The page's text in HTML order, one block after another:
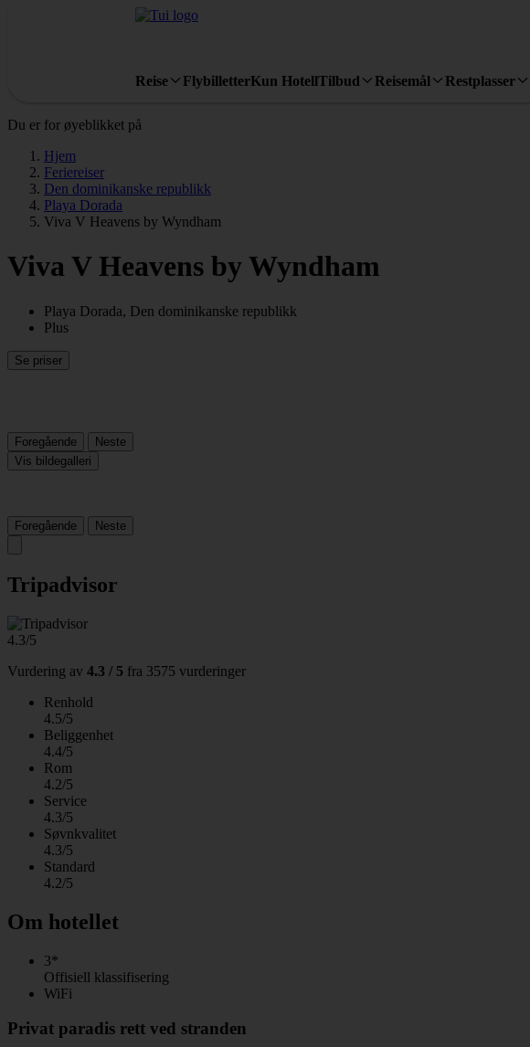
Reise FlybilletterKun HotellTilbud Reisemål Restplasser
Du er for øyeblikket på
Hjem
Feriereiser
Den dominikanske republikk
Playa Dorada
Viva V Heavens by Wyndham
Viva V Heavens by Wyndham
Playa Dorada, Den dominikanske republikk
Plus
Se priser
Foregående
Neste
Vis bildegalleri
Foregående Neste
Tripadvisor
4.3/5
Vurdering av 4.3 / 5 fra 3575 vurderinger
Renhold
4.5/5
Beliggenhet
4.4/5
Rom
4.2/5
Service
4.3/5
Søvnkvalitet
4.3/5
Standard
4.2/5
Om hotellet
3*
Offisiell klassifisering
WiFi
Privat paradis rett ved stranden